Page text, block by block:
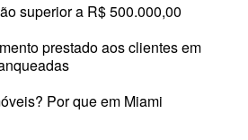
superior a R$ 500.000,00
prestado aos clientes em
Por que em Miami